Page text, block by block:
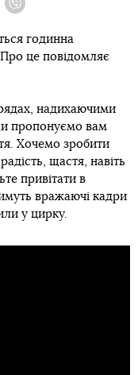
годинна
це повідомляє
надихаючими
пропонуємо вам
Хочемо зробити
щастя, навіть
привітати в
вражаючі кадри
у цирку.